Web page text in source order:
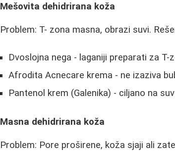
Mešovita dehidrirana koža
Problem: T- zona masna, obrazi suvi.
Dvoslojna nega - laganiji preparati za T-
Afrodita Acnecare krema - ne izaziva
Pantenol krem (Galenika) - ciljano na
Masna dehidrirana koža
Problem: Pore proširene, koža sjaji ali